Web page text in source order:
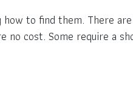
to find them. There
no cost. Some require a